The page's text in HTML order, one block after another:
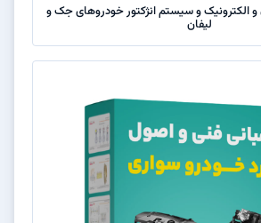
و سیستم انژکتور خودروهای جک و
لیفان